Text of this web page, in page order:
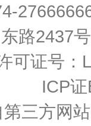
路2437
可证号
ICP
三方网